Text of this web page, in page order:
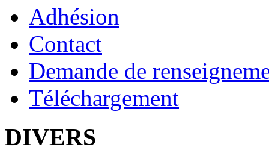
Adhésion
Contact
Demande de
Téléchargement
DIVERS